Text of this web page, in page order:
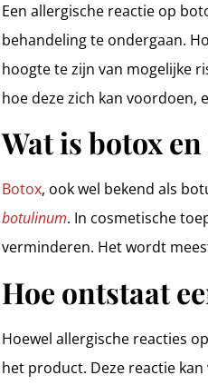
Een allergische reactie op
behandeling te ondergaan.
hoogte te zijn van mogelijke
hoe deze zich kan voordoen,
Wat is botox
Botox, ook wel bekend als
botulinum. In cosmetische
verminderen. Het wordt
Hoe ontstaat
Hoewel allergische reacties
het product. Deze reactie